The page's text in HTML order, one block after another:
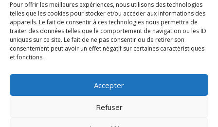
Pour offrir les meilleures expériences, nous utilisons des technologies
telles que les cookies pour stocker et/ou accéder aux informations des
appareils. Le fait de consentir à ces technologies nous permettra de
traiter des données telles que le comportement de navigation ou les ID
uniques sur ce site. Le fait de ne pas consentir ou de retirer son
consentement peut avoir un effet négatif sur certaines caractéristiques
et fonctions.
Accepter
Refuser
Newsletter & Presse
Partenaires
Tarifs
Espace Client